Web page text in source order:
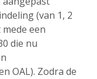
(van 1, 2
een
die nu
OAL). Zodra de